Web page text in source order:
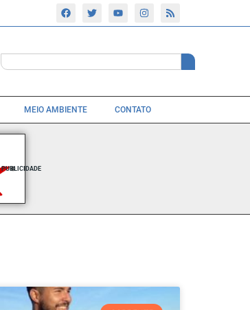
MEIO AMBIENTE CONTATO
PUBLICIDADE